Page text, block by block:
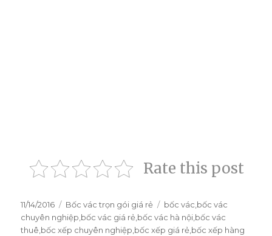
Rate this post
Đăng
vào
ngày
11/14/2016
Danh
mục
Bốc vác trọn gói giá rẻ Thẻ
bốc vác,bốc vác
chuyên nghiệp,bốc vác giá rẻ,bốc vác hà nội,bốc vác
thuê,bốc xếp chuyên nghiệp,bốc xếp giá rẻ,bốc xếp hàng